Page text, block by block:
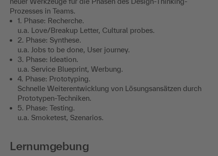
Prozesses in Teams.
1. Phase: Recherche.
u.a. Love/Breakup Letter, Cultural probes.
2. Phase: Synthese.
u.a. Jobs to be done, User journey.
3. Phase: Ideation.
u.a. Service Blueprint, Werbung.
4. Phase: Prototyping.
Schnelle Weiterentwicklung von Lösungsansätzen durch
Prototypen-Techniken.
5. Phase: Testing.
u.a. Smoketest, Szenarios.
Lernumgebung